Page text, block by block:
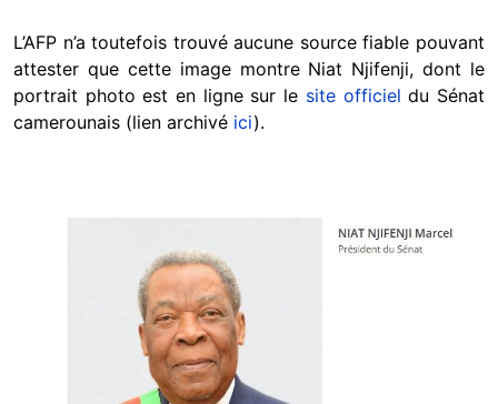
L’AFP n’a toutefois trouvé aucune source fiable pouvant
attester que cette image montre Niat Njifenji, dont le
portrait photo est en ligne sur le site officiel du Sénat
camerounais (lien archivé ici).